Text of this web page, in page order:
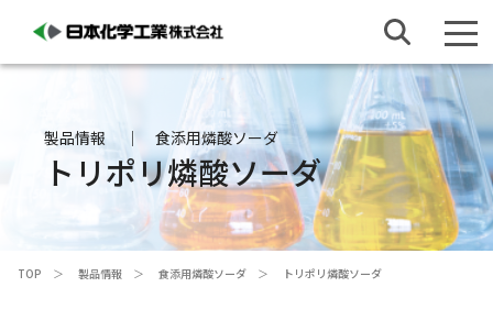
製品情報 食添用燐酸ソーダ
トリポリ燐酸ソーダ
TOP 製品情報 食添用燐酸ソーダ トリポリ燐酸ソーダ